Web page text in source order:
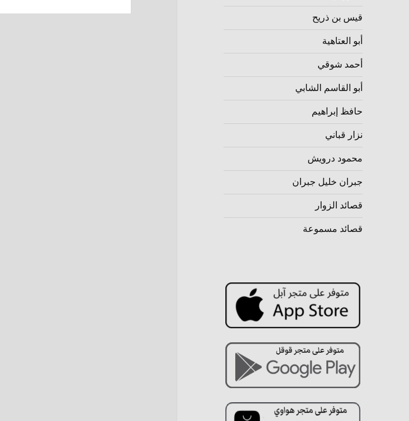
قيس بن ذريح
أبو العتاهية
أحمد شوقي
أبو القاسم الشابي
حافظ إبراهيم
نزار قباني
محمود درويش
جبران خليل جبران
قصائد الزوار
قصائد مسموعة